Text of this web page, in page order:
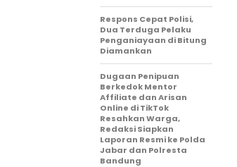
Respons Cepat Polisi,
Dua Terduga Pelaku
Penganiayaan di Bitung
Diamankan
Dugaan Penipuan
Berkedok Mentor
Affiliate dan Arisan
Online di TikTok
Resahkan Warga,
Redaksi Siapkan
Laporan Resmi ke Polda
Jabar dan Polresta
Bandung